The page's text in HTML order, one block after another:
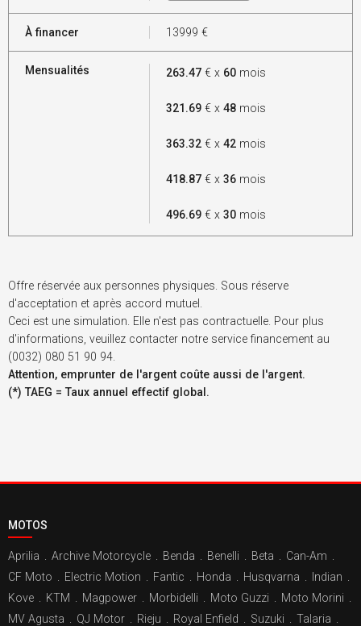
À financer 13999 €
Mensualités 263.47 € x 60 mois
321.69 € x48 mois
363.32 € x42 mois
418.87 € x36 mois
496.69 € x30 mois
Offre réservée aux personnes physiques. Sous réserve
d'acceptation et après accord mutuel.
Ceci est une simulation. Elle n'est pas contractuelle. Pour plus
d'informations, veuillez contacter notre service financement au
(0032) 080 51 90 94.
Attention, emprunter de l'argent coûte aussi de l'argent.
(*) TAEG = Taux annuel effectif global.
MOTOS
Aprilia Archive Motorcycle Benda Benelli Beta Can-Am
CF Moto
Electric Motion Fantic Honda Husqvarna Indian
Kove
KTM Magpower Morbidelli Moto Guzzi Moto Morini
MV Agusta
QJ Motor Rieju Royal Enfield Suzuki Talaria